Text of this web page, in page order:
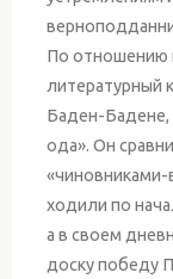
По отношению
литературный
Баден-Бадене,
ода». Он
ходили по
а в своем
доску победу